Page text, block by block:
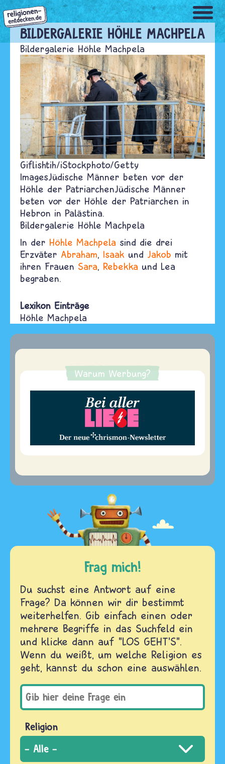
Direkt
zum
InhaltBILDERGALERIE HÖHLE MACHPELA
Bildergalerie Höhle Machpela
Giflishtih/iStockphoto/Getty
ImagesJüdische Männer beten vor der
Höhle der PatriarchenJüdische Männer
beten vor der Höhle der Patriarchen in
Hebron in Palästina.
Bildergalerie Höhle Machpela
In der Höhle Machpela sind die drei
Erzväter Abraham, Isaak und Jakob mit
ihren Frauen Sara, Rebekka und Lea
begraben.
Lexikon Einträge
Höhle Machpela
Warum Werbung?
Frag mich!
Du suchst eine Antwort auf eine
Frage? Da können wir dir bestimmt
weiterhelfen. Gib einfach einen oder
mehrere Begriffe in das Suchfeld ein
und klicke dann auf "LOS GEHT'S".
Wenn du weißt, um welche Religion es
geht, kannst du schon eine auswählen.
Religion